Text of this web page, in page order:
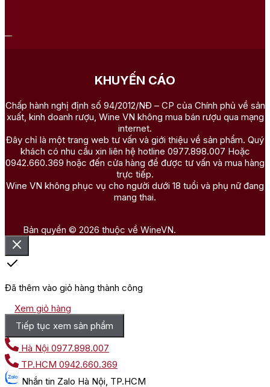
KHUYẾN CÁO
Chấp hành nghị định số 94/2012/NĐ – CP của Chính phủ về sản
xuất, kinh doanh rượu, Wine VN không mua bán rượu qua mạng
internet.
Đây chỉ là một trang web tư vấn và giới thiệu về sản phẩm. Quý
khách có nhu cầu xin liên hệ hotline 0977.898.007 Hoặc
0942.660.369 hoặc đến cửa hàng để được tư vấn và mua hàng
trực tiếp.
Wine VN không phục vụ cho người dưới 18 tuổi và phụ nữ đang
mang thai.
Bản quyền © 2026 thuộc về WineVN.
Đã thêm vào giỏ hàng thành công
Xem giỏ hàng
Tiếp tục xem sản phẩm
Hà Nội 0977.898.007
TP.HCM 0942.660.369
Nhắn tin Zalo Hà Nội, TP.HCM